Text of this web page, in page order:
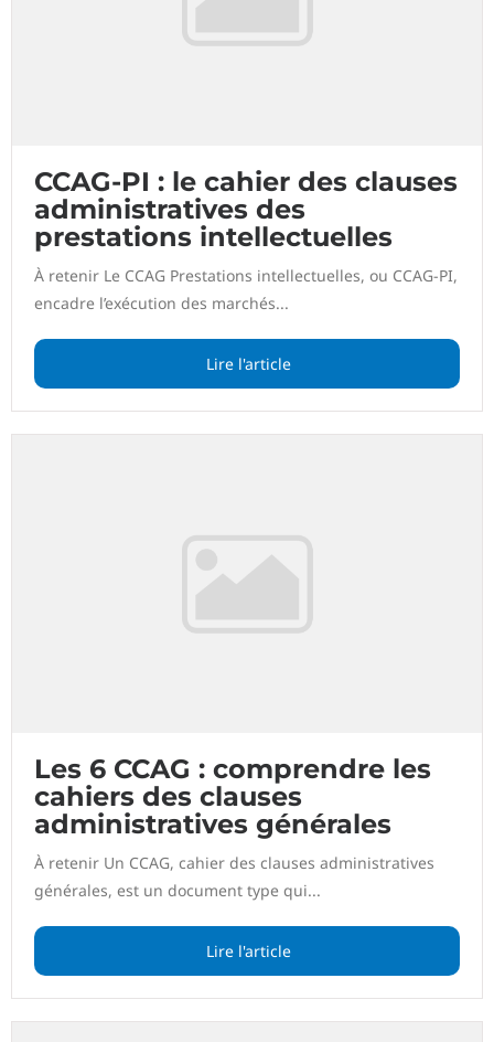
CCAG-PI : le cahier des clauses
administratives des
prestations intellectuelles
À retenir Le CCAG Prestations intellectuelles, ou CCAG-PI,
encadre l’exécution des marchés...
Lire l'article
Les 6 CCAG : comprendre les
cahiers des clauses
administratives générales
À retenir Un CCAG, cahier des clauses administratives
générales, est un document type qui...
Lire l'article